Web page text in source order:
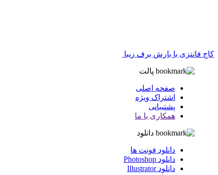
کاج فانتزی با بارش برف زیبا
پالت
صفحه اصلی
اشتراک ویژه
پشتیبانی
همکاری با ما
دانلود
دانلود فونت ها
دانلود Photoshop
دانلود Illustrator